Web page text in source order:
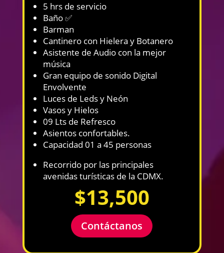
5 hrs de servicio
Baño ✅
Barman
Cantinero con Hielera y Botanero
Asistente de Audio con la mejor
música
Gran equipo de sonido Digital
Envolvente
Luces de Leds y Neón
Vasos y Hielos
09 Lts de Refresco
Asientos confortables.
Capacidad 01 a 45 personas
Recorrido por las principales
avenidas turísticas de la CDMX.
$13,500
Contáctanos